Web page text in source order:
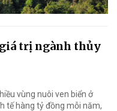
trị ngành thủy
vùng nuôi ven biển ở
tế hàng tỷ đồng mỗi năm,